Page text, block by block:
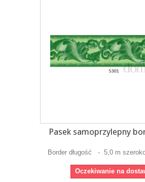
Pasek samoprzylepny
Border długość - 5,0 m
Oczekiwanie na